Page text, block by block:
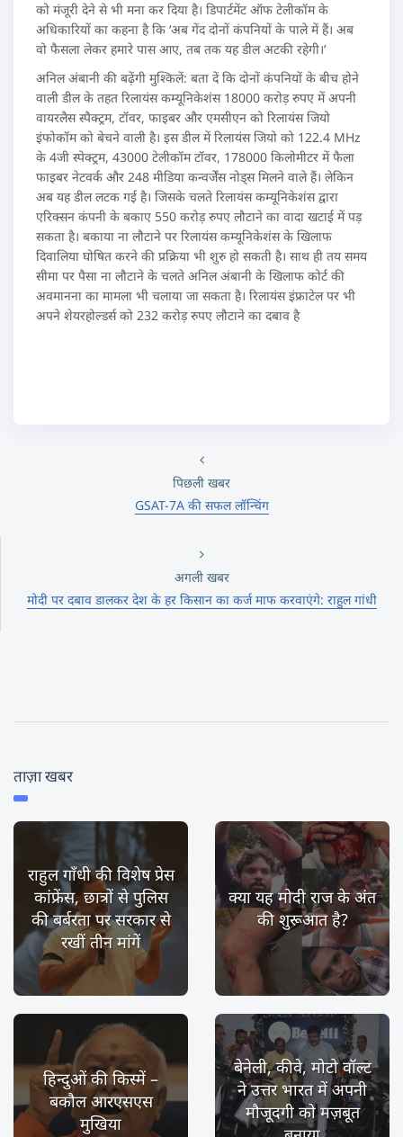
को मंजूरी देने से भी मना कर दिया है। डिपार्टमेंट ऑफ टेलीकॉम के
अधिकारियों का कहना है कि ‘अब गेंद दोनों कंपनियों के पाले में हैं। अब
वो फैसला लेकर हमारे पास आए, तब तक यह डील अटकी रहेगी।’
अनिल अंबानी की बढ़ेंगी मुश्किलें: बता दें कि दोनों कंपनियों के बीच होने
वाली डील के तहत रिलायंस कम्यूनिकेशंस 18000 करोड़ रुपए में अपनी
वायरलैस स्पैक्ट्रम, टॉवर, फाइबर और एमसीएन को रिलायंस जियो
इंफोकॉम को बेचने वाली है। इस डील में रिलायंस जियो को 122.4 MHz
के 4जी स्पेक्ट्रम, 43000 टेलीकॉम टॉवर, 178000 किलोमीटर में फैला
फाइबर नेटवर्क और 248 मीडिया कन्वर्जेंस नोड्स मिलने वाले हैं। लेकिन
अब यह डील लटक गई है। जिसके चलते रिलायंस कम्यूनिकेशंस द्वारा
एरिक्सन कंपनी के बकाए 550 करोड़ रुपए लौटाने का वादा खटाई में पड़
सकता है। बकाया ना लौटाने पर रिलायंस कम्यूनिकेशंस के खिलाफ
दिवालिया घोषित करने की प्रक्रिया भी शुरु हो सकती है। साथ ही तय समय
सीमा पर पैसा ना लौटाने के चलते अनिल अंबानी के खिलाफ कोर्ट की
अवमानना का मामला भी चलाया जा सकता है। रिलायंस इंफ्राटेल पर भी
अपने शेयरहोल्डर्स को 232 करोड़ रुपए लौटाने का दबाव है
पिछली खबर
GSAT-7A की सफल लॉन्चिंग
अगली खबर
मोदी पर दबाव डालकर देश के हर किसान का कर्ज माफ करवाएंगे: राहुल गांधी
ताज़ा खबर
राहुल गाँधी की विशेष प्रेस
कांफ्रेंस, छात्रों से पुलिस
की बर्बरता पर सरकार से
रखीं तीन मांगें
क्या यह मोदी राज के अंत
की शुरूआत है?
हिन्दुओं की किस्में –
बकौल आरएसएस
मुखिया
बेनेली, कीवे, मोटो वॉल्ट
ने उत्तर भारत में अपनी
मौजूदगी को मज़बूत